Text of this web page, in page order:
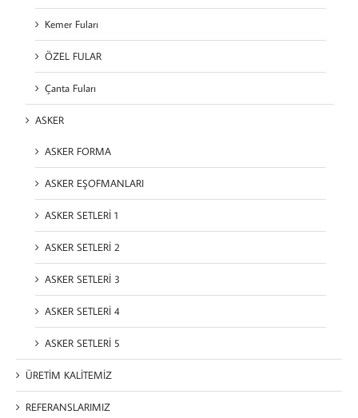
Kemer Fuları
ÖZEL FULAR
Çanta Fuları
ASKER
ASKER FORMA
ASKER EŞOFMANLARI
ASKER SETLERİ 1
ASKER SETLERİ 2
ASKER SETLERİ 3
ASKER SETLERİ 4
ASKER SETLERİ 5
ÜRETİM KALİTEMİZ
REFERANSLARIMIZ